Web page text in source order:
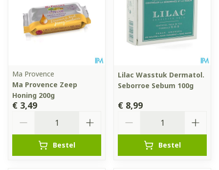
Ma Provence
Ma Provence Zeep
Honing 200g
€ 3,49
Bestel
Lilac Wasstuk Dermatol.
Seborroe Sebum 100g
€ 8,99
Bestel